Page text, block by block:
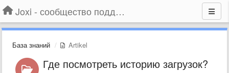
Joxi - сообщество поддержки
База знаний Artikel
Где посмотреть историю загрузок?